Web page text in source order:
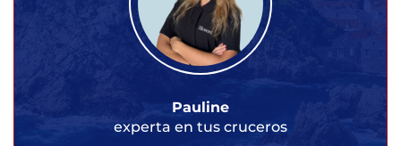
Pauline
experta en tus cruceros